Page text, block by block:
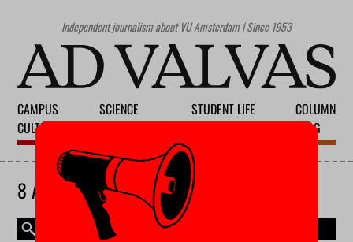
Independent journalism about VU Amsterdam | Since 1953
CAMPUS
CULTURE
SCIENCE
STUDENT LIFE
COLUMN
BLOG
8 AUGUST 2026